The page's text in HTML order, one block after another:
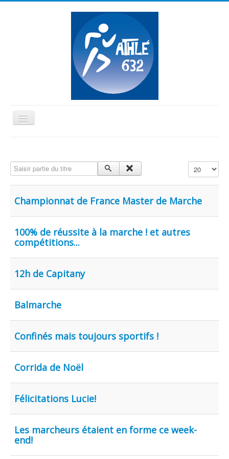
Basculer
la
Vous êtes ici : Accueil Marche athlétique
Saisir partie du titre Affichage #
Championnat de France Master de Marche
100% de réussite à la marche ! et autres
compétitions...
12h de Capitany
Balmarche
Confinés mais toujours sportifs !
Corrida de Noël
Félicitations Lucie!
Les marcheurs étaient en forme ce week-
end!